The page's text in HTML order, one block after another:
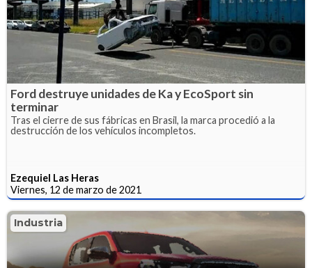
Ford destruye unidades de Ka y EcoSport sin
terminar
Tras el cierre de sus fábricas en Brasil, la marca procedió a la
destrucción de los vehículos incompletos.
Ezequiel Las Heras
Viernes, 12 de marzo de 2021
Industria